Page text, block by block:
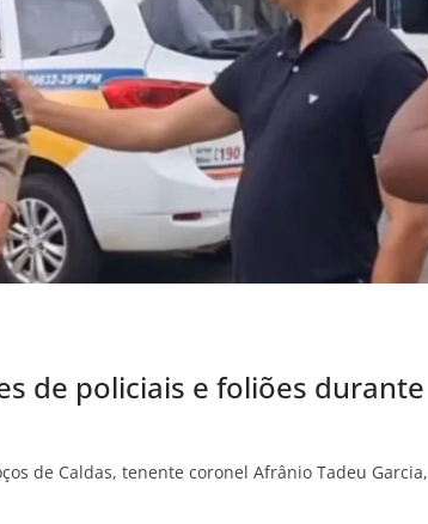
de policiais e foliões durante
de Caldas, tenente coronel Afrânio Tadeu Garcia,